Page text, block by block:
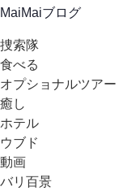
MaiMaiブログ
捜索隊
食べる
オプショナルツアー
癒し
ホテル
ウブド
動画
バリ百景